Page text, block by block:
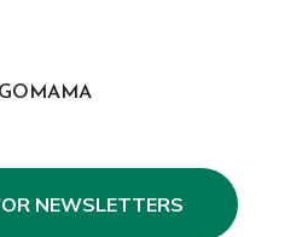
NEWSLETTERS